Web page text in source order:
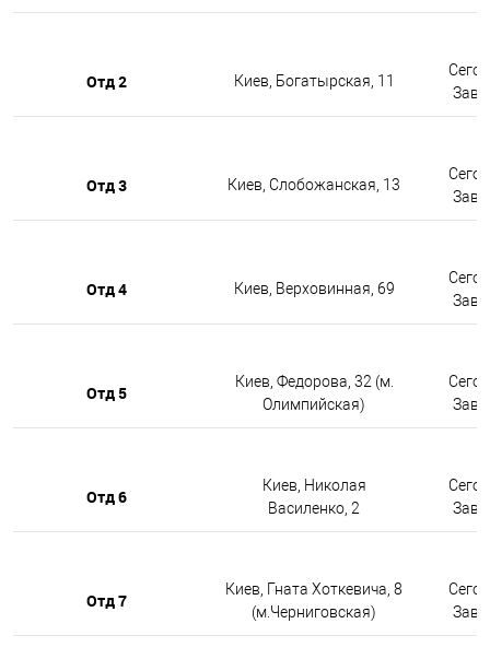
Отд 2 Киев, Богатырская, 11
Отд 3 Киев, Слобожанская, 13
Отд 4 Киев, Верховинная, 69
Отд 5
Киев, Федорова, 32 (м.
Олимпийская)
Отд 6
Киев, Николая
Василенко, 2
Отд 7
Киев, Гната Хоткевича, 8
(м.Черниговская)